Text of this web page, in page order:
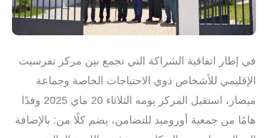
في إطار اتفاقية الشراكة التي تجمع بين مركز تفرسيت
الإقليمي للأشخاص ذوي الاحتياجات الخاصة وجماعة
ميضار، استقبل المركز يومه الثلاثاء 20 ماي 2025 وفدًا
هامًا من جمعية أوروميد للتضامن، يضم كلًا من: بالإضافة